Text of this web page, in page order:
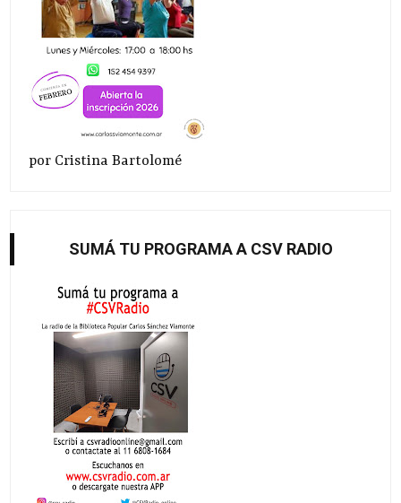
por Cristina Bartolomé
SUMÁ TU PROGRAMA A CSV RADIO